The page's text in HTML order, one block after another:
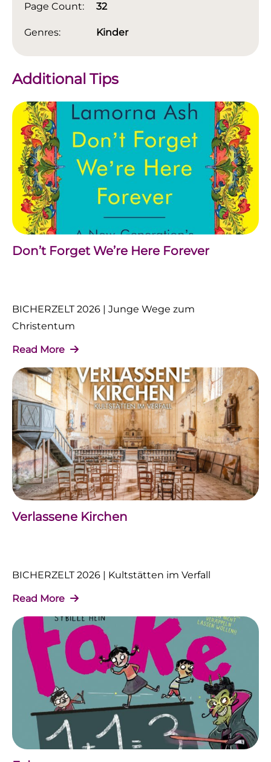
Page Count: 32
Genres: Kinder
Additional Tips
Don’t Forget We’re Here Forever
BICHERZELT 2026 | Junge Wege zum
Christentum
Read More
Verlassene Kirchen
BICHERZELT 2026 | Kultstätten im Verfall
Read More